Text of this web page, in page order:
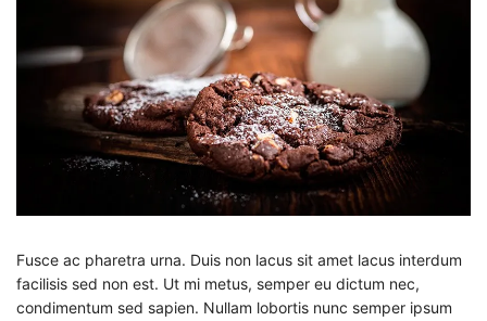
Fusce ac pharetra urna. Duis non lacus sit amet lacus interdum
facilisis sed non est. Ut mi metus, semper eu dictum nec,
condimentum sed sapien. Nullam lobortis nunc semper ipsum